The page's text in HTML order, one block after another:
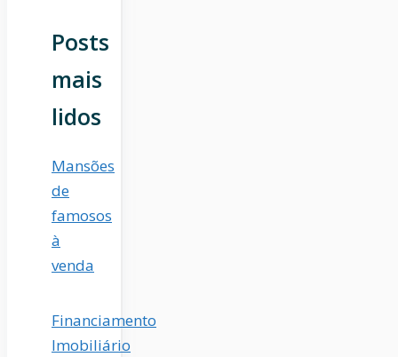
Posts
mais
lidos
Mansões
de
famosos
à
venda
Financiamento
Imobiliário